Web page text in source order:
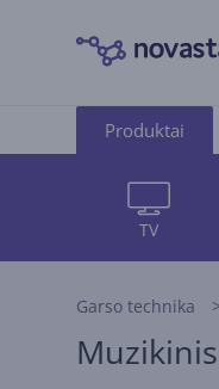
Produktai
TV
Garso technika